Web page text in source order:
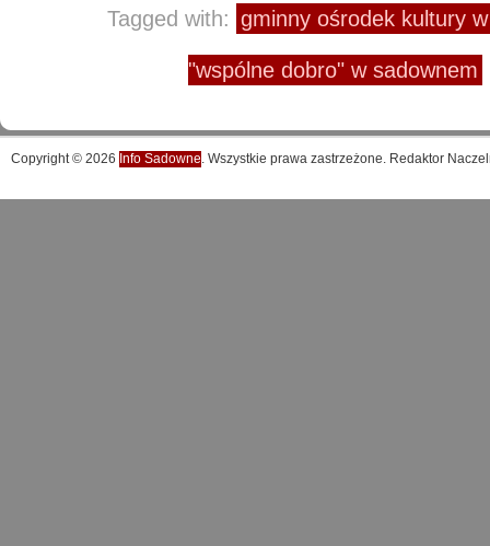
Tagged with: gminny ośrodek kultury
"wspólne dobro" w sadownem
Copyright © 2026 Info Sadowne. Wszystkie prawa zastrzeżone. Redaktor